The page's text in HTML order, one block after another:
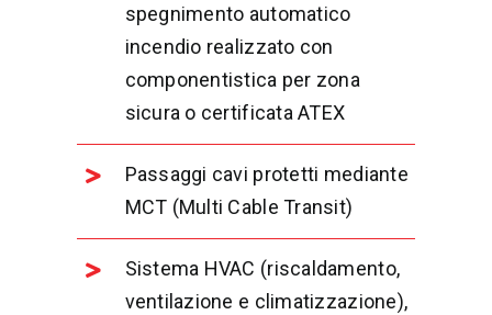
spegnimento automatico
incendio realizzato con
componentistica per zona
sicura o certificata ATEX
Passaggi cavi protetti mediante
MCT (Multi Cable Transit)
Sistema HVAC (riscaldamento,
ventilazione e climatizzazione),